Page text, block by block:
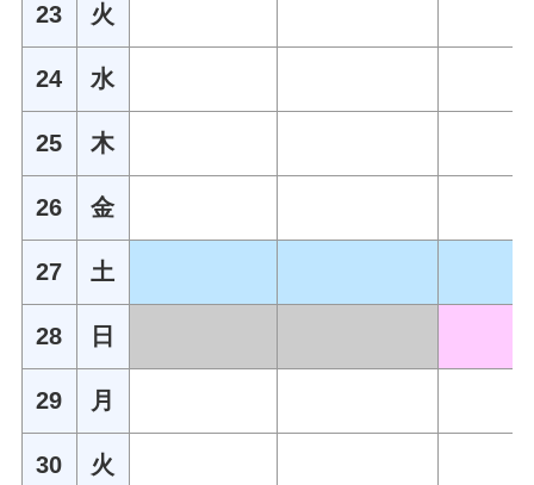
23 火
24 水
25 木
26 金
27 土
28 日
29 月
30 火